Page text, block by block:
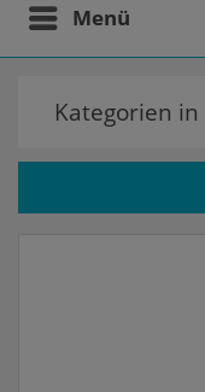
Menü
Kategorien in